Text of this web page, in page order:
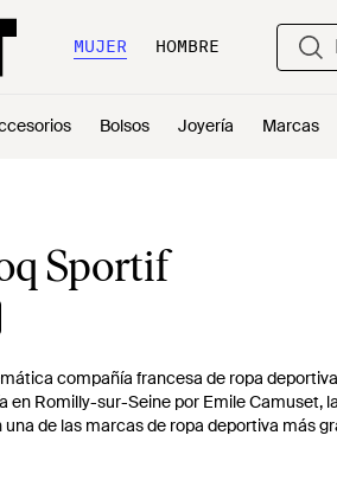
MUJER HOMBRE
Bolsos Joyería Marcas
Sportif
compañía francesa de ropa
en Romilly-sur-Seine por Emile Camuset,
de las marcas de ropa deportiva más
comenzó a hacer camisetas deportivas en